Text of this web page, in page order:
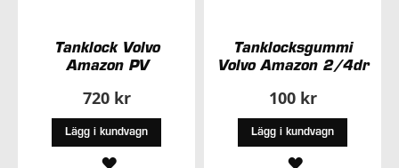
Tanklock Volvo
Amazon PV
720 kr
Lägg i kundvagn
LÄGG
Tanklocksgummi
Volvo Amazon 2/4dr
100 kr
Lägg i kundvagn
LÄGG